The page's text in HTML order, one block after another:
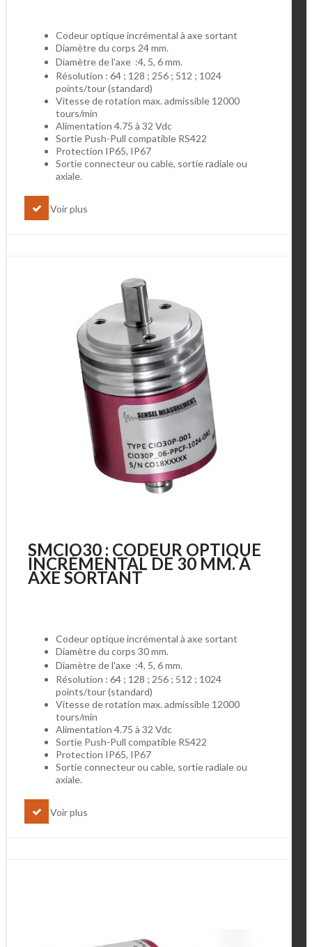
Codeur optique incrémental à axe sortant
Diamètre du corps 24 mm.
Diamètre de l'axe :4, 5, 6 mm.
Résolution : 64 ; 128 ; 256 ; 512 ; 1024
points/tour (standard)
Vitesse de rotation max. admissible 12000
tours/min
Alimentation 4.75 à 32 Vdc
Sortie Push-Pull compatible RS422
Protection IP65, IP67
Sortie connecteur ou cable, sortie radiale ou
axiale.
Voir plus
SMCIO30 : CODEUR OPTIQUE
INCRÉMENTAL DE 30 MM. À
AXE SORTANT
Codeur optique incrémental à axe sortant
Diamètre du corps 30 mm.
Diamètre de l'axe :4, 5, 6 mm.
Résolution : 64 ; 128 ; 256 ; 512 ; 1024
points/tour (standard)
Vitesse de rotation max. admissible 12000
tours/min
Alimentation 4.75 à 32 Vdc
Sortie Push-Pull compatible RS422
Protection IP65, IP67
Sortie connecteur ou cable, sortie radiale ou
axiale.
Voir plus